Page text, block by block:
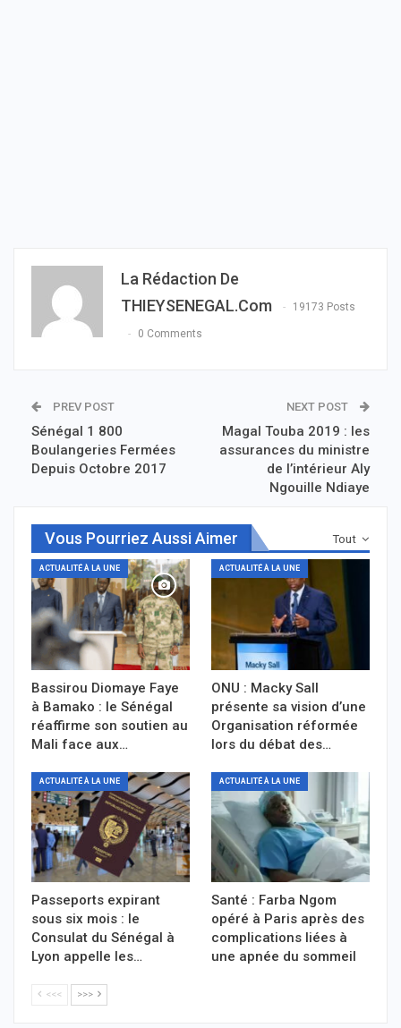
La Rédaction De
THIEYSENEGAL.com
19173 Posts
0 Comments
PREV POST
Sénégal 1 800
Boulangeries Fermées
Depuis Octobre 2017
NEXT POST
Magal Touba 2019 : les
assurances du ministre
de l’intérieur Aly
Ngouille Ndiaye
Tout
Vous Pourriez Aussi Aimer
ACTUALITÉ À LA UNE
Bassirou Diomaye Faye
à Bamako : le Sénégal
réaffirme son soutien au
Mali face aux…
ACTUALITÉ À LA UNE
ONU : Macky Sall
présente sa vision d’une
Organisation réformée
lors du débat des…
ACTUALITÉ À LA UNE
Passeports expirant
sous six mois : le
Consulat du Sénégal à
Lyon appelle les…
ACTUALITÉ À LA UNE
Santé : Farba Ngom
opéré à Paris après des
complications liées à
une apnée du sommeil
<<< >>>